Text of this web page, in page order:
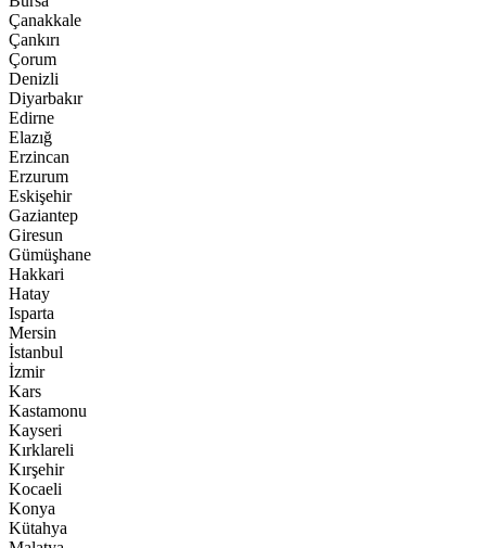
Çanakkale
Çankırı
Çorum
Denizli
Diyarbakır
Edirne
Elazığ
Erzincan
Erzurum
Eskişehir
Gaziantep
Giresun
Gümüşhane
Hakkari
Hatay
Isparta
Mersin
İstanbul
İzmir
Kars
Kastamonu
Kayseri
Kırklareli
Kırşehir
Kocaeli
Konya
Kütahya